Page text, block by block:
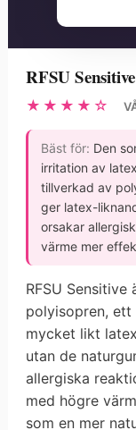
RFSU
★★★★☆
Bäst för: Den
irritation av
tillverkad av
ger latex-
orsakar
värme mer
RFSU
polyisopren,
mycket likt
utan de
allergiska
med högre
som en mer